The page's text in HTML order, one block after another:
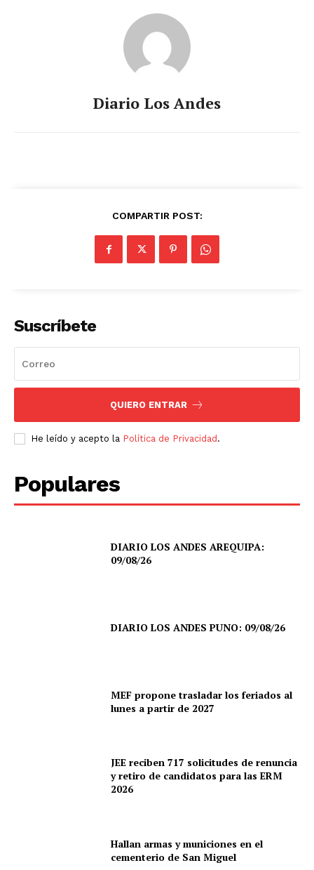
Diario Los Andes
COMPARTIR POST:
Suscríbete
QUIERO ENTRAR
He leído y acepto la Política de Privacidad .
Populares
DIARIO LOS ANDES AREQUIPA:
09/08/26
DIARIO LOS ANDES PUNO: 09/08/26
MEF propone trasladar los feriados al
lunes a partir de 2027
JEE reciben 717 solicitudes de renuncia
y retiro de candidatos para las ERM
2026
Hallan armas y municiones en el
cementerio de San Miguel